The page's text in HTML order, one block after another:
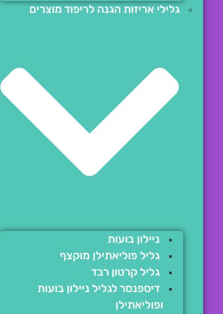
גלילי אריזות הגנה לריפוד מוצרים
ניילון בועות
גליל פוליאתילן מוקצף
גליל קרטון רבד
דיספנסר לגליל ניילון בועות
ופוליאתילן